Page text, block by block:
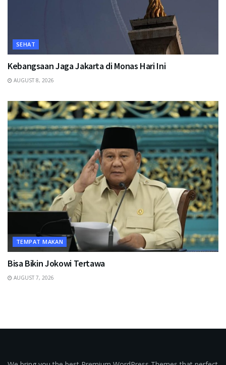
SEHAT
Kebangsaan Jaga Jakarta di Monas Hari Ini
AUGUST 8, 2026
TEMPAT MAKAN
Bisa Bikin Jokowi Tertawa
AUGUST 7, 2026